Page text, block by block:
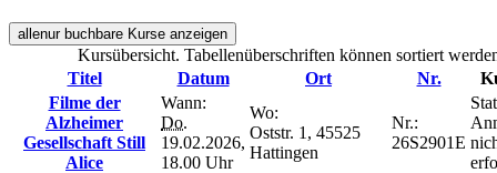
allenur buchbare Kurse anzeigen
Kursübersicht. Tabellenüberschriften können sortiert
Titel
Datum Ort Nr.
Filme der
Alzheimer
Gesellschaft Still
Alice
Wann:
Do.
19.02.2026,
18.00 Uhr
Wo:
Oststr. 1, 45525
Hattingen
Nr.:
26S2901E